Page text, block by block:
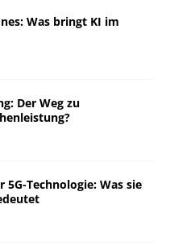
Was bringt KI im
Der Weg zu
5G-Technologie: Was sie